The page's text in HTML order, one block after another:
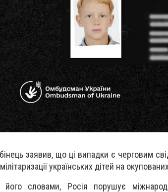
заявив, що ці випадки є черговим
українських дітей на
його словами, Росія порушує